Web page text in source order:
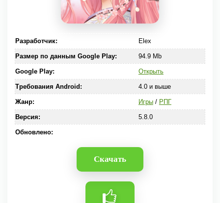
Разработчик: Elex
Размер по данным Google Play: 94.9 Mb
Google Play: Открыть
Требования Android: 4.0 и выше
Жанр: Игры/ РПГ
Версия: 5.8.0
Обновлено:
Скачать